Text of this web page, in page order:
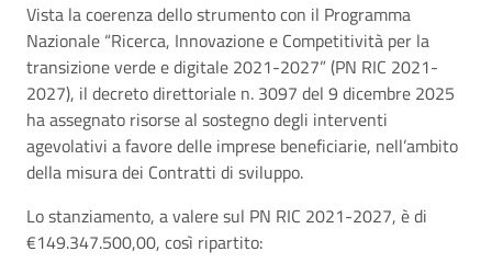
Vista la coerenza dello strumento con il Programma
Nazionale “Ricerca, Innovazione e Competitività per la
transizione verde e digitale 2021-2027” (PN RIC 2021-
2027), il decreto direttoriale n. 3097 del 9 dicembre 2025
ha assegnato risorse al sostegno degli interventi
agevolativi a favore delle imprese beneficiarie, nell’ambito
della misura dei Contratti di sviluppo.
Lo stanziamento, a valere sul PN RIC 2021-2027, è di
€149.347.500,00, così ripartito: